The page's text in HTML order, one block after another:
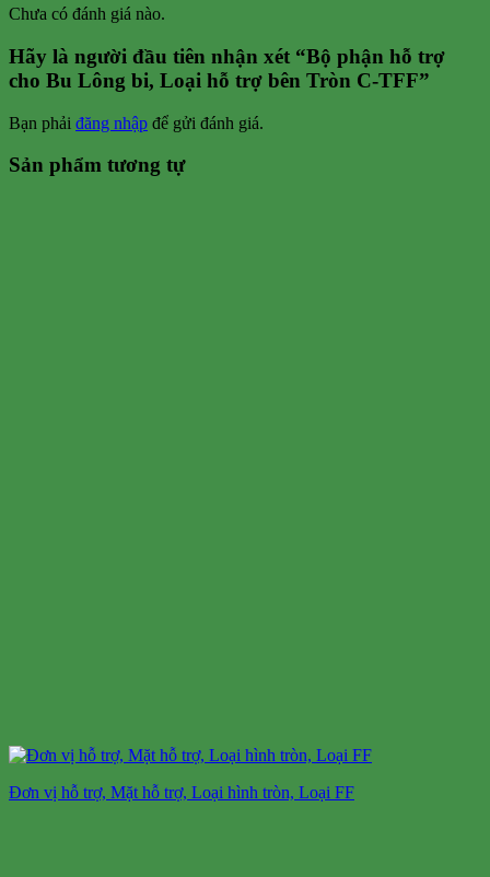
Chưa có đánh giá nào.
Hãy là người đầu tiên nhận xét “Bộ phận hỗ trợ
cho Bu Lông bi, Loại hỗ trợ bên Tròn C-TFF”
Bạn phải đăng nhập để gửi đánh giá.
Sản phẩm tương tự
Đơn vị hỗ trợ, Mặt hỗ trợ, Loại hình tròn, Loại FF